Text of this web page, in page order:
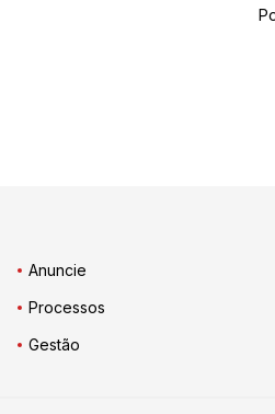
Anuncie
Processos
Gestão